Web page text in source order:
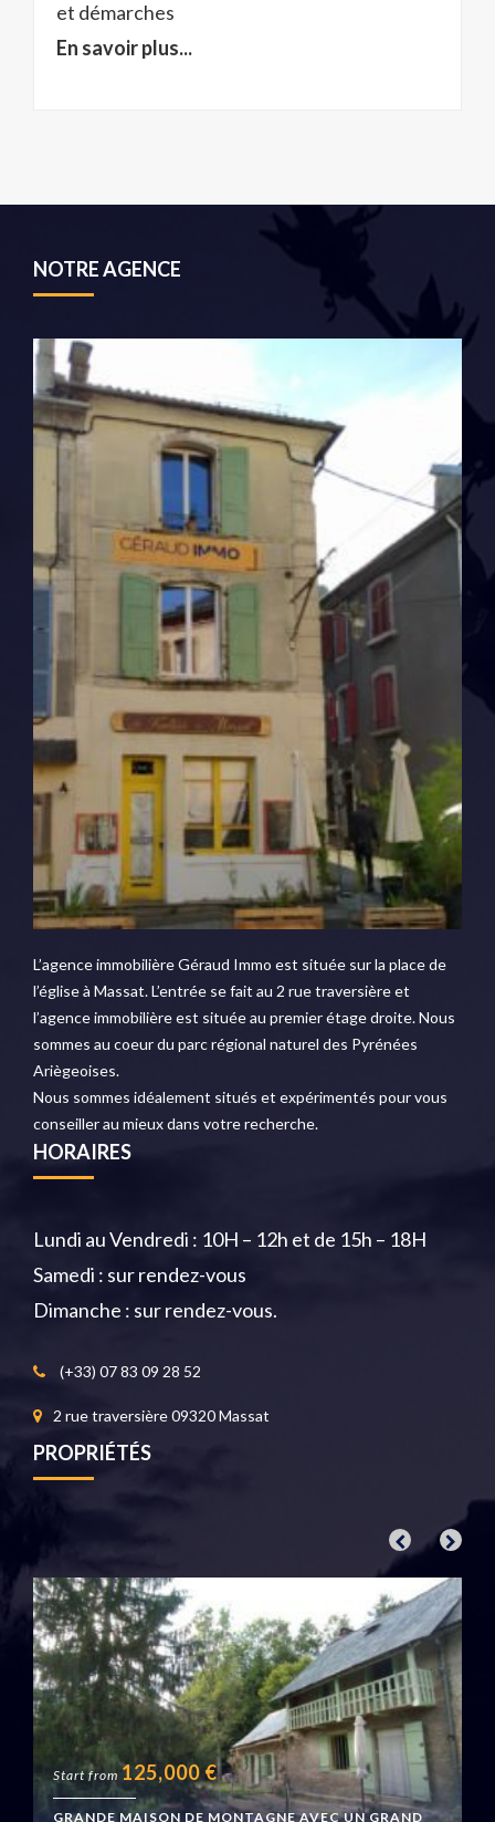
et démarches
En savoir plus...
NOTRE AGENCE
L’agence immobilière Géraud Immo est située sur la place de
l’église à Massat. L’entrée se fait au 2 rue traversière et
l’agence immobilière est située au premier étage droite. Nous
sommes au coeur du parc régional naturel des Pyrénées
Ariègeoises.
Nous sommes idéalement situés et expérimentés pour vous
conseiller au mieux dans votre recherche.
HORAIRES
Lundi au Vendredi : 10H – 12h et de 15h – 18H
Samedi : sur rendez-vous
Dimanche : sur rendez-vous.
(+33) 07 83 09 28 52
2 rue traversière 09320 Massat
PROPRIÉTÉS
Start from 125,000 €
GRANDE MAISON DE MONTAGNE AVEC UN GRAND